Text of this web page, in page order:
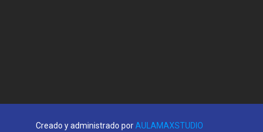
Creado y administrado porAULAMAXSTUDIO